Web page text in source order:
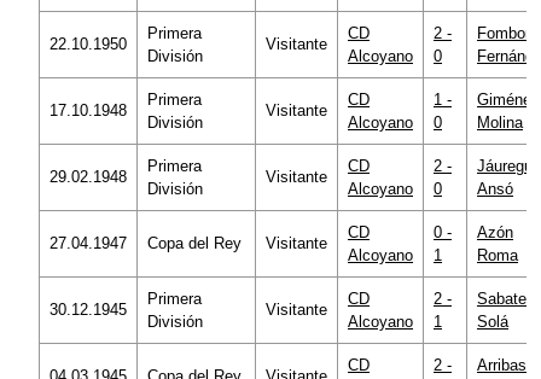
22.10.1950
Primera
División
Visitante
CD
Alcoyano
2 -
0
Fombona
17.10.1948
Primera
División
Visitante
CD
Alcoyano
1 -
0
Giménez
Molina
29.02.1948
Primera
División
Visitante
CD
Alcoyano
2 -
0
Jáuregui
Ansó
27.04.1947 Copa del Rey Visitante
CD
Alcoyano
0 -
1
Azón
Roma
30.12.1945
Primera
División
Visitante
CD
Alcoyano
2 -
1
Sabater
Solá
CD
2 -
Arribas